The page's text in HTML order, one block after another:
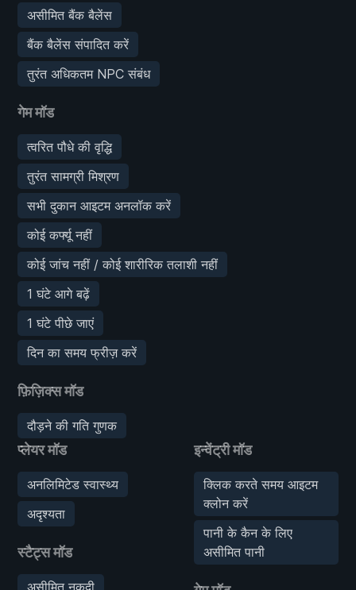
असीमित बैंक बैलेंस
बैंक बैलेंस संपादित करें
तुरंत अधिकतम NPC संबंध
गेम मॉड
त्वरित पौधे की वृद्धि
तुरंत सामग्री मिश्रण
सभी दुकान आइटम अनलॉक करें
कोई कर्फ्यू नहीं
कोई जांच नहीं / कोई शारीरिक तलाशी नहीं
1 घंटे आगे बढ़ें
1 घंटे पीछे जाएं
दिन का समय फ्रीज़ करें
फ़िज़िक्स मॉड
दौड़ने की गति गुणक
प्लेयर मॉड
अनलिमिटेड स्वास्थ्य
अदृश्यता
स्टैट्स मॉड
इन्वेंट्री मॉड
क्लिक करते समय आइटम
क्लोन करें
पानी के कैन के लिए
असीमित पानी